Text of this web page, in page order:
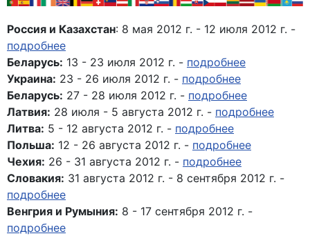
Россия и Казахстан: 8 мая 2012 г. - 12 июля 2012 г. -
подробнее
Беларусь: 13 - 23 июля 2012 г. - подробнее
Украина: 23 - 26 июля 2012 г. - подробнее
Беларусь: 27 - 28 июля 2012 г. - подробнее
Латвия: 28 июля - 5 августа 2012 г. - подробнее
Литва: 5 - 12 августа 2012 г. - подробнее
Польша: 12 - 26 августа 2012 г. - подробнее
Чехия: 26 - 31 августа 2012 г. - подробнее
Словакия: 31 августа 2012 г. - 8 сентября 2012 г. -
подробнее
Венгрия и Румыния: 8 - 17 сентября 2012 г. -
подробнее